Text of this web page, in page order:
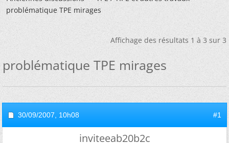
problématique TPE mirages
Affichage des résultats 1 à 3 sur 3
problématique TPE mirages
30/09/2007, 10h08 #1
inviteeab20b2c